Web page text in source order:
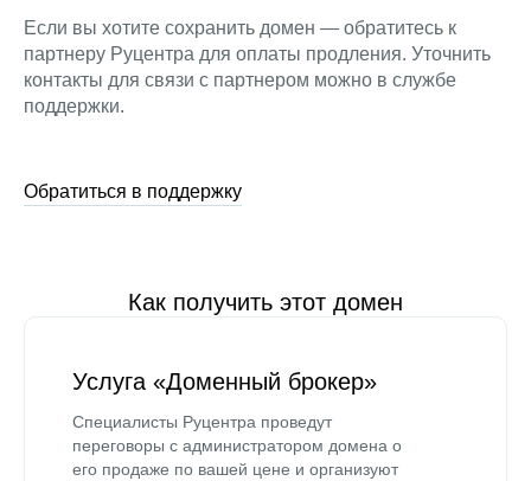
Если вы хотите сохранить домен — обратитесь к
партнеру Руцентра для оплаты продления. Уточнить
контакты для связи с партнером можно в службе
поддержки.
Обратиться в поддержку
Как получить этот домен
Услуга «Доменный брокер»
Специалисты Руцентра проведут
переговоры с администратором домена о
его продаже по вашей цене и организуют